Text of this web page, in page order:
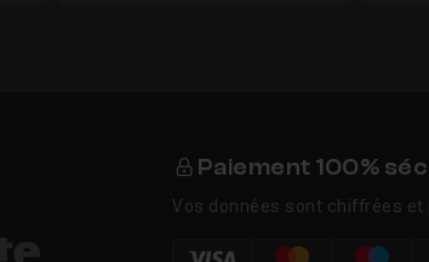
Paiement 100%
Vos données sont chiffrées